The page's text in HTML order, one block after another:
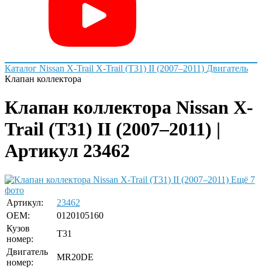
Каталог Nissan X-Trail X-Trail (T31) II (2007–2011) Двигатель
Клапан коллектора
Клапан коллектора Nissan X-
Trail (T31) II (2007–2011) |
Артикул 23462
Ещё 7
фото
Артикул:
23462
OEM:
0120105160
Кузов
номер:
T31
Двигатель
номер:
MR20DE